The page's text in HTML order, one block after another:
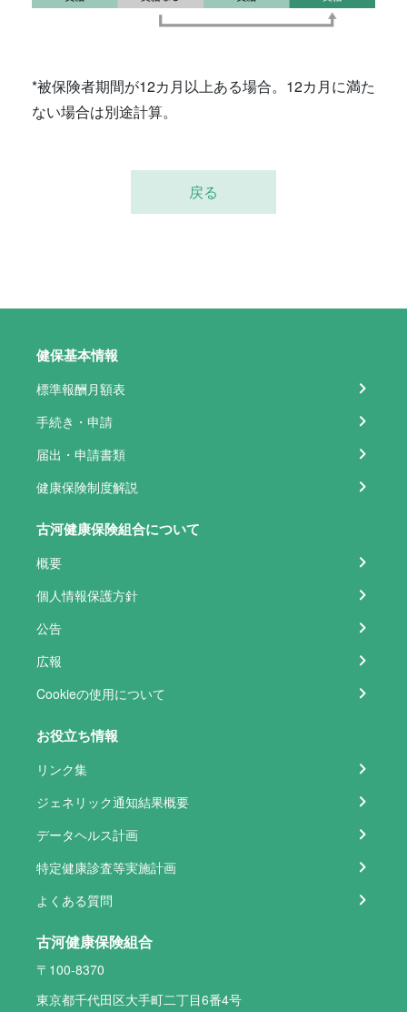
*被保険者期間が12カ月以上ある場合。12カ月に満た
ない場合は別途計算。
戻る
健保基本情報
標準報酬月額表
手続き・申請
届出・申請書類
健康保険制度解説
古河健康保険組合について
概要
個人情報保護方針
公告
広報
Cookieの使用について
お役立ち情報
リンク集
ジェネリック通知結果概要
データヘルス計画
特定健康診査等実施計画
よくある質問
古河健康保険組合
〒100-8370
東京都千代田区大手町二丁目6番4号